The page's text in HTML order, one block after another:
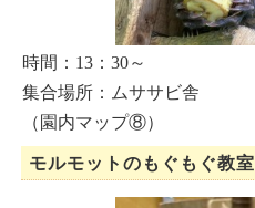
時間：13：30～
集合場所：ムササビ舎
（園内マップ⑧）
モルモットのもぐもぐ教室